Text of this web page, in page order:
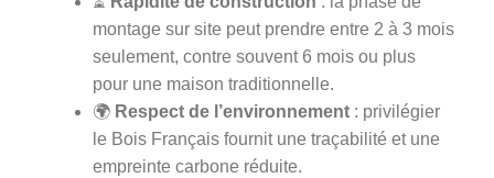
montage sur site peut prendre entre 2 à 3 mois
seulement, contre souvent 6 mois ou plus
pour une maison traditionnelle.
🌍 Respect de l’environnement : privilégier
le Bois Français fournit une traçabilité et une
empreinte carbone réduite.